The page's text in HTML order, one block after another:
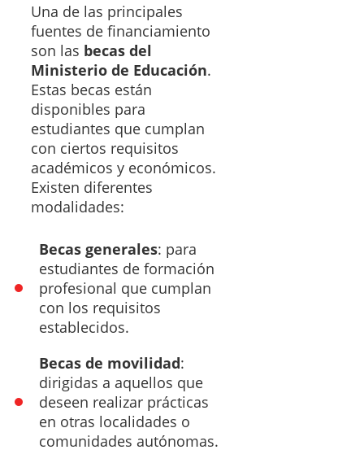
Una de las principales
fuentes de financiamiento
son las becas del
Ministerio de Educación.
Estas becas están
disponibles para
estudiantes que cumplan
con ciertos requisitos
académicos y económicos.
Existen diferentes
modalidades:
Becas generales: para
estudiantes de formación
profesional que cumplan
con los requisitos
establecidos.
Becas de movilidad:
dirigidas a aquellos que
deseen realizar prácticas
en otras localidades o
comunidades autónomas.